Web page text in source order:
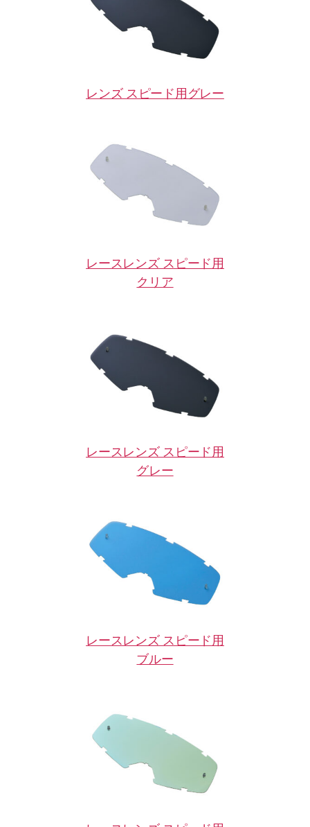
レンズ スピード用グレー
レースレンズ スピード用
クリア
レースレンズ スピード用
グレー
レースレンズ スピード用
ブルー